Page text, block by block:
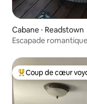
Cabane ⋅ Readstown
Escapade
Coups de cœur
Coup de cœur